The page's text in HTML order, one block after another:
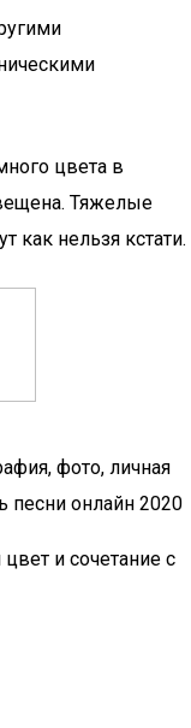
цвета в
Тяжелые
как нельзя кстати.
фото, личная
песни онлайн 2020
и сочетание с